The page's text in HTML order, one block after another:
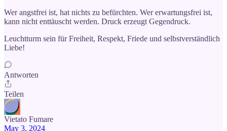
Wer angstfrei ist, hat nichts zu befürchten. Wer erwartungsfrei ist,
kann nicht enttäuscht werden. Druck erzeugt Gegendruck.
Leuchtturm sein für Freiheit, Respekt, Friede und selbstverständlich
Liebe!
Antworten
Teilen
Vietato Fumare
May 3, 2024